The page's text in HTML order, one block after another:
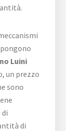
Luini
un prezzo
sono
di